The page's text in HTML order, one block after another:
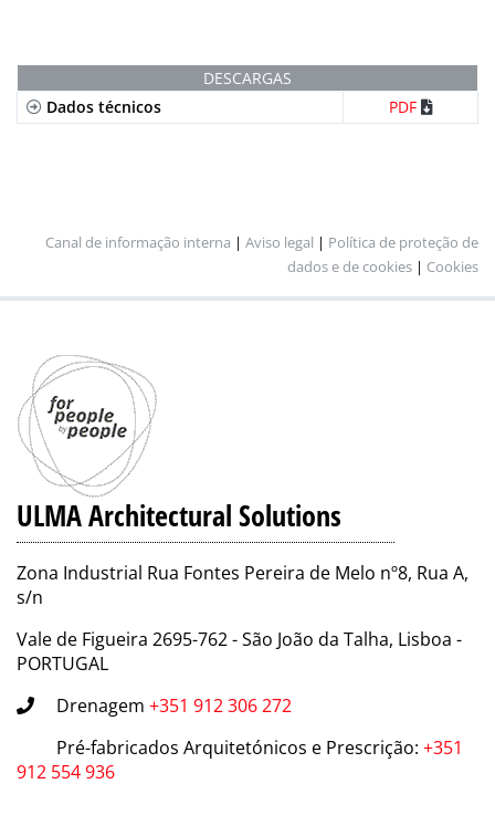
DESCARGAS
Dados técnicos
PDF
Canal de informação interna | Aviso legal | Política de proteção de
dados e de cookies | Cookies
ULMA Architectural Solutions
Zona Industrial Rua Fontes Pereira de Melo nº8, Rua A,
s/n
Vale de Figueira 2695-762 - São João da Talha, Lisboa -
PORTUGAL
Drenagem +351 912 306 272
Pré-fabricados Arquitetónicos e Prescrição: +351
912 554 936